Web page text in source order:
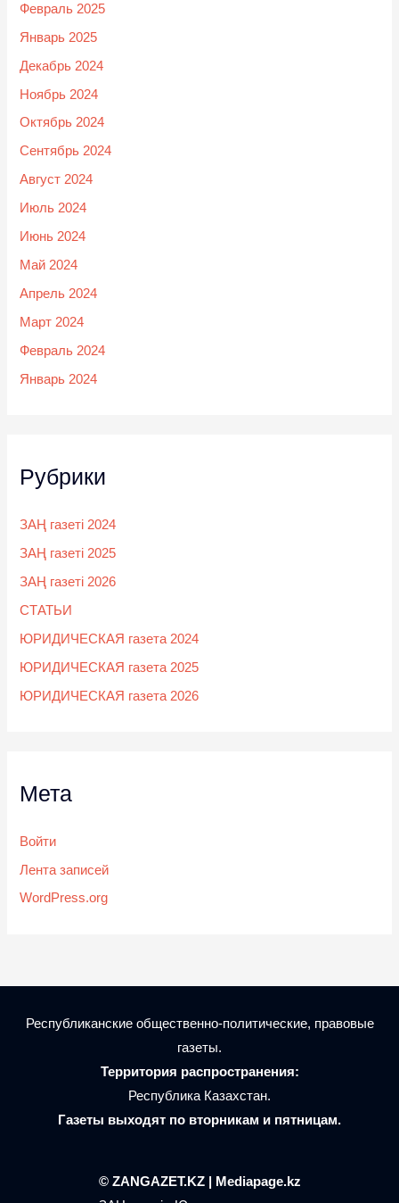
Февраль 2025
Январь 2025
Декабрь 2024
Ноябрь 2024
Октябрь 2024
Сентябрь 2024
Август 2024
Июль 2024
Июнь 2024
Май 2024
Апрель 2024
Март 2024
Февраль 2024
Январь 2024
Рубрики
ЗАҢ газеті 2024
ЗАҢ газеті 2025
ЗАҢ газеті 2026
СТАТЬИ
ЮРИДИЧЕСКАЯ газета 2024
ЮРИДИЧЕСКАЯ газета 2025
ЮРИДИЧЕСКАЯ газета 2026
Мета
Войти
Лента записей
WordPress.org
Республиканские общественно-политические, правовые
газеты.
Территория распространения:
Республика Казахстан.
Газеты выходят по вторникам и пятницам.
© ZANGAZET.KZ | Mediapage.kz